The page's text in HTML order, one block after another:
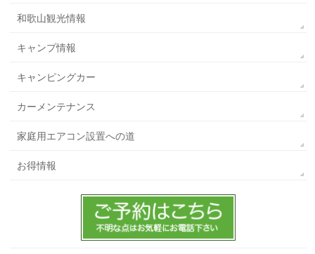
和歌山観光情報
キャンプ情報
キャンピングカー
カーメンテナンス
家庭用エアコン設置への道
お得情報